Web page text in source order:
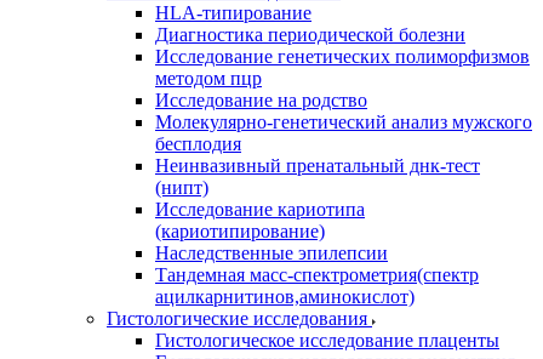
HLA-типирование
Диагностика периодической болезни
Исследование генетических полиморфизмов
методом пцр
Исследование на родство
Молекулярно-генетический анализ мужского
бесплодия
Неинвазивный пренатальный днк-тест
(нипт)
Исследование кариотипа
(кариотипирование)
Наследственные эпилепсии
Тандемная масс-спектрометрия(спектр
ацилкарнитинов,аминокислот)
Гистологические исследования
Гистологическое исследование плаценты